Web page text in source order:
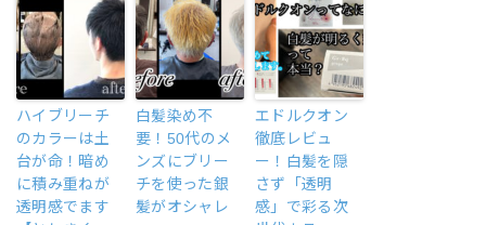
ハイブリーチ
のカラーは土
台が命！暗め
に積み重ねが
透明感でます
白髪染め不
要！50代のメ
ンズにブリー
チを使った銀
髪がオシャレ
エドルクオン
徹底レビュ
ー！白髪を隠
さず「透明
感」で彩る次